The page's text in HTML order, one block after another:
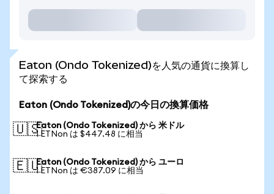
Eaton (Ondo Tokenized)を人気の通貨に換算し
て探索する
Eaton (Ondo Tokenized)の今日の換算価格
🇺🇸Eaton (Ondo Tokenized) から 米ドル
1 ETNon は $447.48 に相当
🇪🇺Eaton (Ondo Tokenized) から ユーロ
1 ETNon は €387.09 に相当